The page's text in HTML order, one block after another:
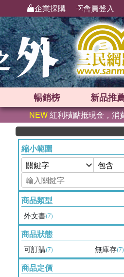
企業採購 會員登入
暢銷榜 新品推
NEW紅利積點抵現金，消
縮小範圍
商品類型
外文書(7)
商品狀態
可訂購(7) 無庫存(7)
商品定價